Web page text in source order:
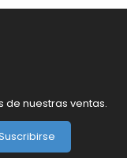
de nuestras ventas.